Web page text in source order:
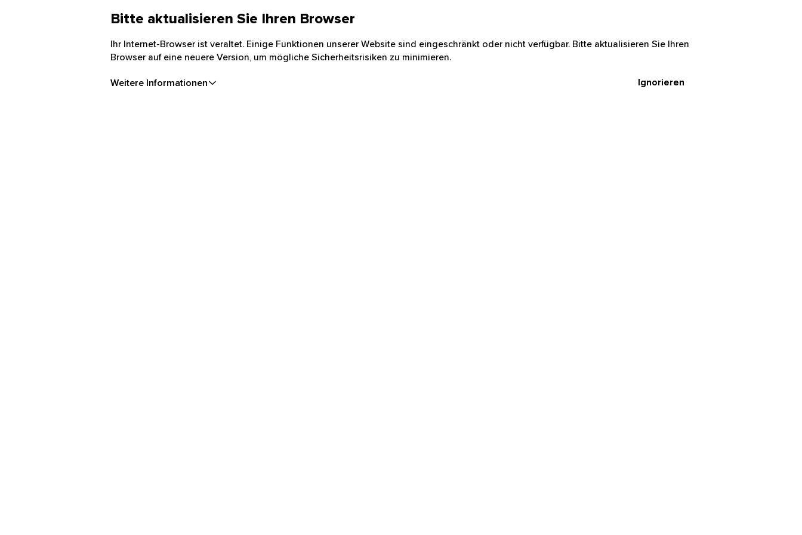
Bitte aktualisieren Sie Ihren Browser
Ihr Internet-Browser ist veraltet. Einige Funktionen unserer Website sind eingeschränkt oder nicht verfügbar. Bitte aktualisieren Sie Ihren
Browser auf eine neuere Version, um mögliche Sicherheitsrisiken zu minimieren.
Weitere Informationen Ignorieren